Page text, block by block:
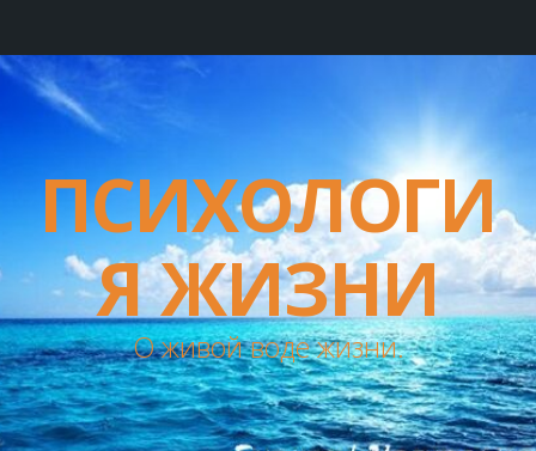
ПСИХОЛОГИ
Я ЖИЗНИ
О живой воде жизни.